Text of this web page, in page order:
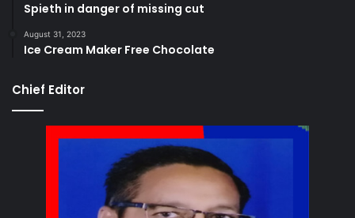
Spieth in danger of missing cut
August 31, 2023
Ice Cream Maker Free Chocolate
Chief Editor